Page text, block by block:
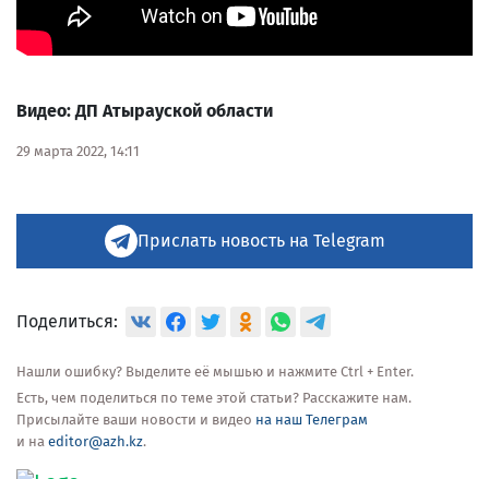
Видео: ДП Атырауской области
29 марта 2022, 14:11
Прислать новость на Telegram
Поделиться:
Нашли ошибку? Выделите её мышью и нажмите Ctrl + Enter.
Есть, чем поделиться по теме этой статьи? Расскажите нам.
Присылайте ваши новости и видео на наш Телеграм
и на editor@azh.kz.